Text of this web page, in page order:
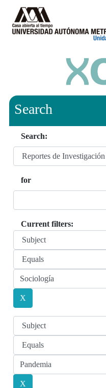
Search
Search:
for
Current filters: